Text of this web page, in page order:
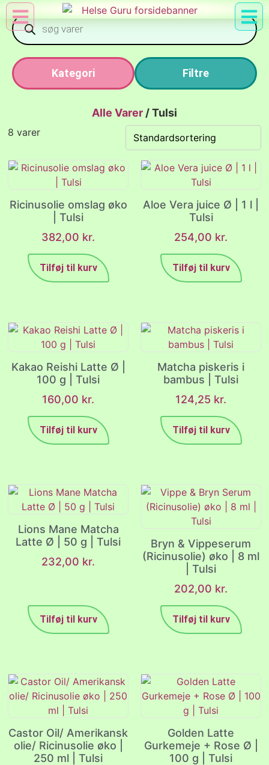
Kategori Filtre
Alle Varer/Tulsi
8 varer
Ricinusolie omslag øko
| Tulsi
382,00 kr.
Tilføj til kurv
Aloe Vera juice Ø | 1 l |
Tulsi
254,00 kr.
Tilføj til kurv
Kakao Reishi Latte Ø |
100 g | Tulsi
160,00 kr.
Tilføj til kurv
Matcha piskeris i
bambus | Tulsi
124,25 kr.
Tilføj til kurv
Lions Mane Matcha
Latte Ø | 50 g | Tulsi
232,00 kr.
Tilføj til kurv
Bryn & Vippeserum
(Ricinusolie) øko | 8 ml
| Tulsi
202,00 kr.
Tilføj til kurv
Castor Oil/ Amerikansk
olie/ Ricinusolie øko |
250 ml | Tulsi
Golden Latte
Gurkemeje + Rose Ø |
100 g | Tulsi